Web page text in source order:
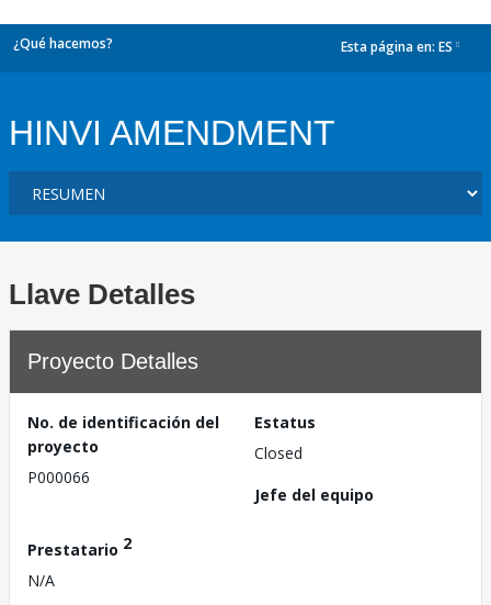
¿Qué hacemos? Esta página en: ES
HINVI AMENDMENT
Llave Detalles
Proyecto Detalles
No. de identificación del
proyecto
P000066
Estatus
Closed
Jefe del equipo
Prestatario 2
N/A